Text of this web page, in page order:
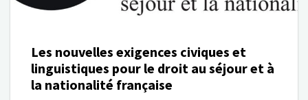
Les nouvelles exigences civiques et
linguistiques pour le droit au séjour et à
la nationalité française